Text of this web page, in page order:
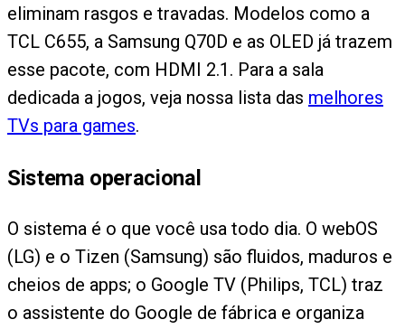
eliminam rasgos e travadas. Modelos como a
TCL C655, a Samsung Q70D e as OLED já trazem
esse pacote, com HDMI 2.1. Para a sala
dedicada a jogos, veja nossa lista das melhores
TVs para games.
Sistema operacional
O sistema é o que você usa todo dia. O webOS
(LG) e o Tizen (Samsung) são fluidos, maduros e
cheios de apps; o Google TV (Philips, TCL) traz
o assistente do Google de fábrica e organiza